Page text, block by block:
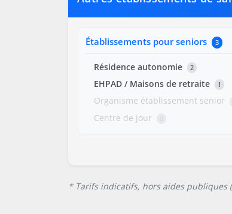
Établissements pour seniors 3
Résidence autonomie 2
EHPAD / Maisons de retraite 1
Organisme établissement senior
Centre de jour 0
* Tarifs indicatifs, hors aides publiques